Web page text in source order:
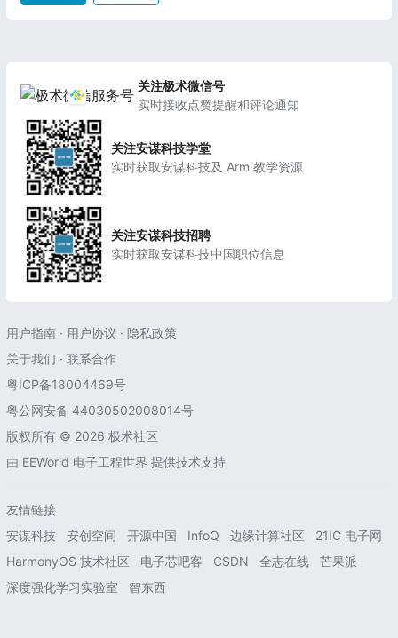
关注极术微信号
实时接收点赞提醒和评论通知
关注安谋科技学堂
实时获取安谋科技及 Arm 教学资源
关注安谋科技招聘
实时获取安谋科技中国职位信息
用户指南 · 用户协议 · 隐私政策
关于我们 · 联系合作
粤ICP备18004469号
粤公网安备 44030502008014号
版权所有 © 2026 极术社区
由 EEWorld 电子工程世界 提供技术支持
友情链接
安谋科技
安创空间 开源中国 InfoQ 边缘计算社区
21IC 电子网
HarmonyOS 技术社区
电子芯吧客 CSDN 全志在线
芒果派
深度强化学习实验室
智东西